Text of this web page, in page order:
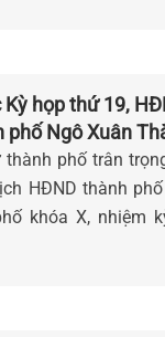
họp thứ 19,
phố Ngô Xuân
phố trân
HĐND thành
khóa X, nhiệm